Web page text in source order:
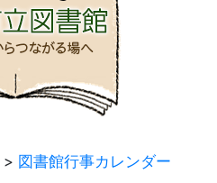
図書館行事カレンダー